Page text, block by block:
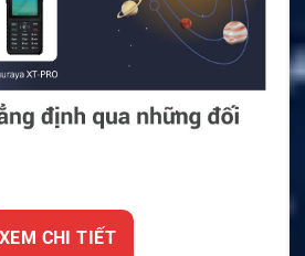
XEM CHI TIẾT